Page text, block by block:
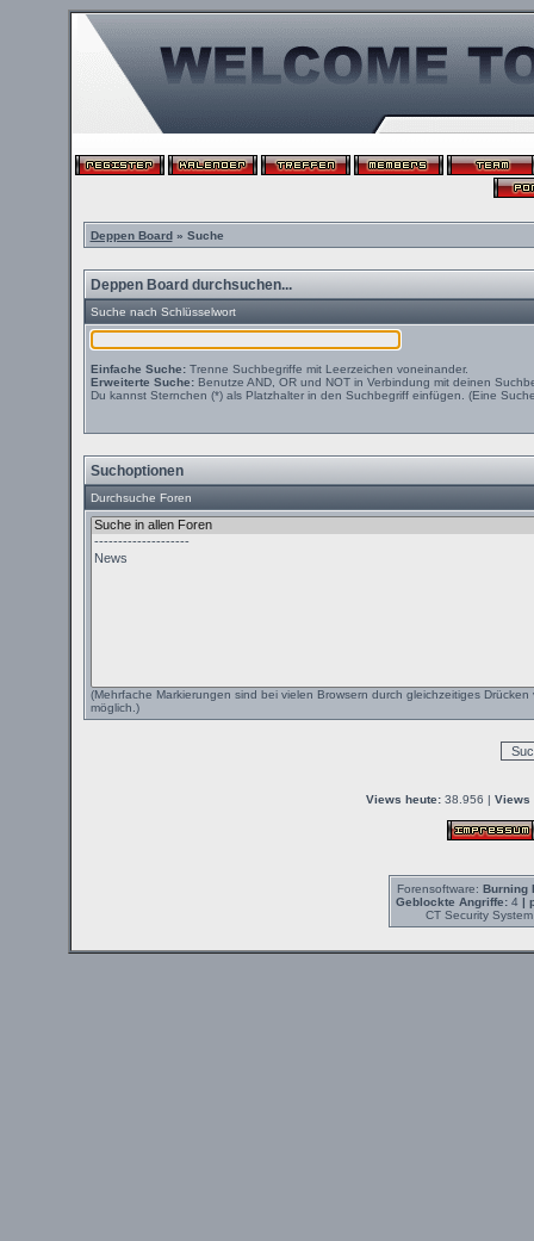
Deppen Board» Suche
Deppen Board durchsuchen...
Suche nach Schlüsselwort
Einfache Suche:Trenne Suchbegriffe mit Leerzeichen voneinander.
Erweiterte Suche:Benutze AND, OR und NOT in Verbindung mit deinen
Du kannst Sternchen (*) als Platzhalter in den Suchbegriff einfügen. (Eine
Suchoptionen
Durchsuche Foren
(Mehrfache Markierungen sind bei vielen Browsern durch gleichzeitiges Drücken
möglich.)
Views heute: 38.956 | Views
Forensoftware: Burning
Geblockte Angriffe:4 |
CT Security